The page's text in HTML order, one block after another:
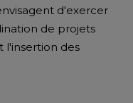
d'exercer
de projets
l'insertion des